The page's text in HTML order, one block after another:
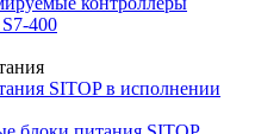
400
SITOP в исполнении